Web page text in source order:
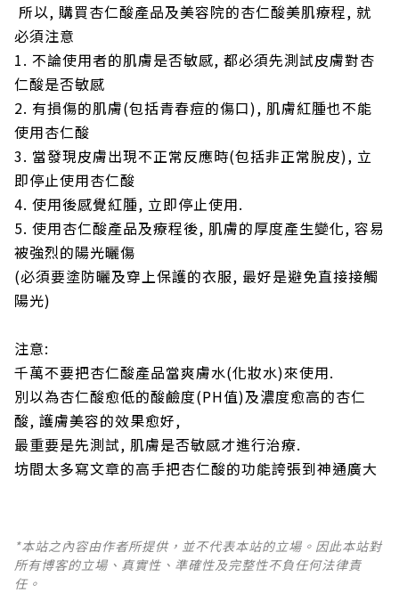
所以, 購買杏仁酸產品及美容院的杏仁酸美肌療程, 就
必須注意
1. 不論使用者的肌膚是否敏感, 都必須先測試皮膚對杏
仁酸是否敏感
2. 有損傷的肌膚(包括青春痘的傷口), 肌膚紅腫也不能
使用杏仁酸
3. 當發現皮膚出現不正常反應時(包括非正常脫皮), 立
即停止使用杏仁酸
4. 使用後感覺紅腫, 立即停止使用.
5. 使用杏仁酸產品及療程後, 肌膚的厚度產生變化, 容易
被強烈的陽光曬傷
(必須要塗防曬及穿上保護的衣服, 最好是避免直接接觸
陽光)
注意:
千萬不要把杏仁酸產品當爽膚水(化妝水)來使用.
別以為杏仁酸愈低的酸鹼度(PH值)及濃度愈高的杏仁
酸, 護膚美容的效果愈好,
最重要是先測試, 肌膚是否敏感才進行治療.
坊間太多寫文章的高手把杏仁酸的功能誇張到神通廣大
*本站之內容由作者所提供，並不代表本站的立場。因此本站對
所有博客的立場、真實性、準確性及完整性不負任何法律責
任。